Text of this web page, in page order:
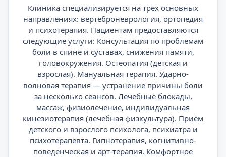
Клиника специализируется на трех основных
направлениях: вертеброневрология, ортопедия
и психотерапия. Пациентам предоставляются
следующие услуги: Консультация по проблемам
боли в спине и суставах, снижения памяти,
головокружения. Остеопатия (детская и
взрослая). Мануальная терапия. Ударно-
волновая терапия — устранение причины боли
за несколько сеансов. Лечебные блокады,
массаж, физиолечение, индивидуальная
кинезиотерапия (лечебная физкультура). Приём
детского и взрослого психолога, психиатра и
психотерапевта. Гипнотерапия, когнитивно-
поведенческая и арт-терапия. Комфортное